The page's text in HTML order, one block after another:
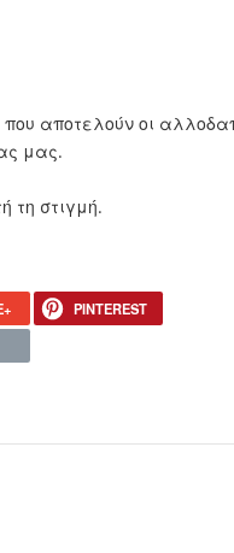
αποτελούν οι
μας.
τη στιγμή.
PINTEREST